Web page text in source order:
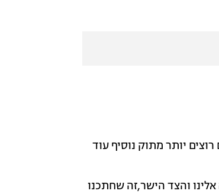
יותר מתוק נוסיף עוד
והצד הישר,זה שחתכנו